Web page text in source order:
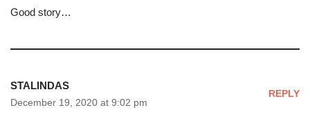
Good story…
STALINDAS
December 19, 2020 at 9:02 pm
REPLY